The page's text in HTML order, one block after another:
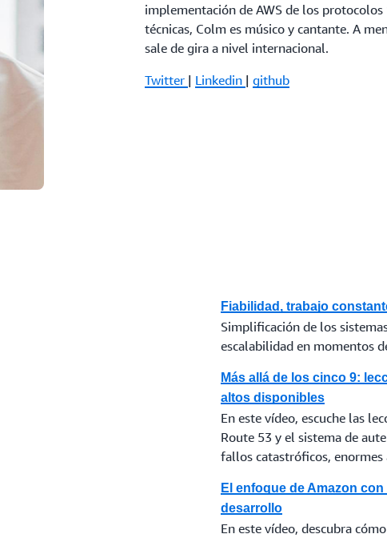
implementación de AWS de los
técnicas, Colm es músico y cantante. A
sale de gira a nivel internacional.
Twitter | Linkedin |github
Fiabilidad, trabajo
Simplificación de los
escalabilidad en momentos
Más allá de los cinco 9:
altos disponibles
En este vídeo, escuche las
Route 53 y el sistema de
fallos catastróficos, enormes
El enfoque de Amazon
desarrollo
En este vídeo, descubra